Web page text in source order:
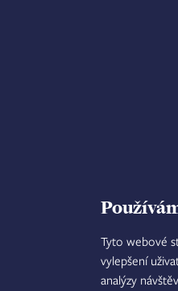
Tyto webové
vylepšení
analýzy